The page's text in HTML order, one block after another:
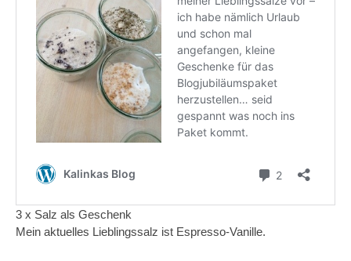
3 x Salz als Geschenk
Mein aktuelles Lieblingssalz ist Espresso-Vanille.